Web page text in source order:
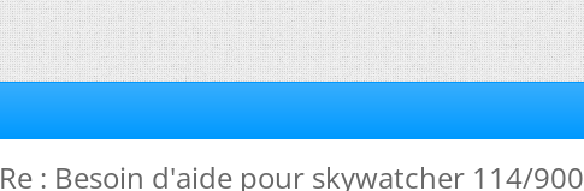
Re : Besoin d'aide pour skywatcher 114/900